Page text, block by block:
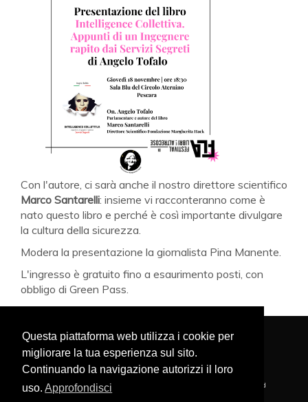
Questa piattaforma web utilizza i cookie per
migliorare la tua esperienza sul sito.
Continuando la navigazione autorizzi il loro
uso. Approfondisci
Con l'autore, ci sarà anche il nostro direttore scientifico
Marco Santarelli: insieme vi racconteranno come è
nato questo libro e perché è così importante divulgare
la cultura della sicurezza.
Modera la presentazione la giornalista Pina Manente.
L'ingresso è gratuito fino a esaurimento posti, con
obbligo di Green Pass.
FONDAZIONE MARGHERITA HACK - Copyright © 2020 . All Rights Reserved
Via XXIV Maggio, 9 - 64021 Giulianova (TE) ITALY